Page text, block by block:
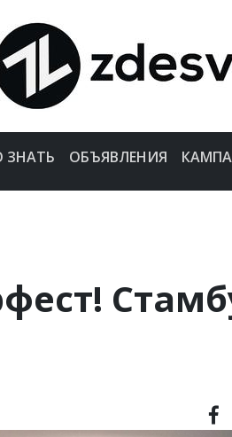
ЗНАТЬ ОБЪЯВЛЕНИЯ